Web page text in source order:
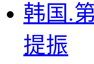
韩国.
提振